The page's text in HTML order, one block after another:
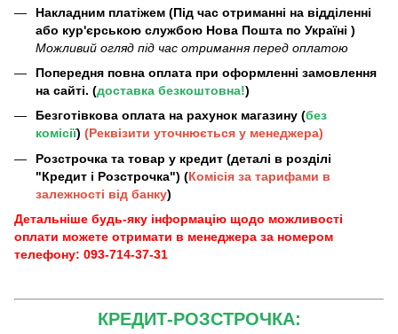
Накладним платіжем (Під час отриманні на відділенні
або кур'єрською службою Нова Пошта по Україні )
Можливий огляд під час отримання перед оплатою
Попередня повна оплата при оформленні замовлення
на сайті. (доставка безкоштовна!)
Безготівкова оплата на рахунок магазину (без
комісії) (Реквізити уточнюється у менеджера)
Розстрочка та товар у кредит (деталі в розділі
"Кредит і Розстрочка") (Комісія за тарифами в
залежності від банку)
Детальніше будь-яку інформацію щодо можливості
оплати можете отримати в менеджера за номером
телефону: 093-714-37-31
КРЕДИТ-РОЗСТРОЧКА: